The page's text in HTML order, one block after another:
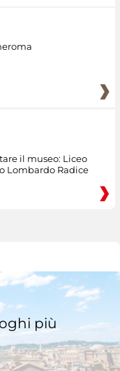
il museo: Liceo
Lombardo Radice
più